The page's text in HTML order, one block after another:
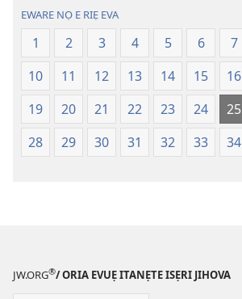
EWARE NỌ E RIẸ EVA
1 2 3 4 5 6 7
10
11 12 13 14 15 16
19
20 21 22 23 24 25
28
29 30 31 32 33 34
JW.ORG®/ ORIA EVUẸ ITANẸTE ISẸRI JIHOVA